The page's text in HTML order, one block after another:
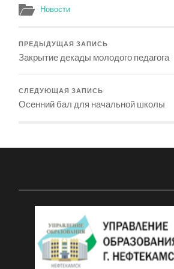
Новости
ПРЕДЫДУЩАЯ ЗАПИСЬ
Закрытие декады молодого педагога
СЛЕДУЮЩАЯ ЗАПИСЬ
Осенний бал для начальной школы